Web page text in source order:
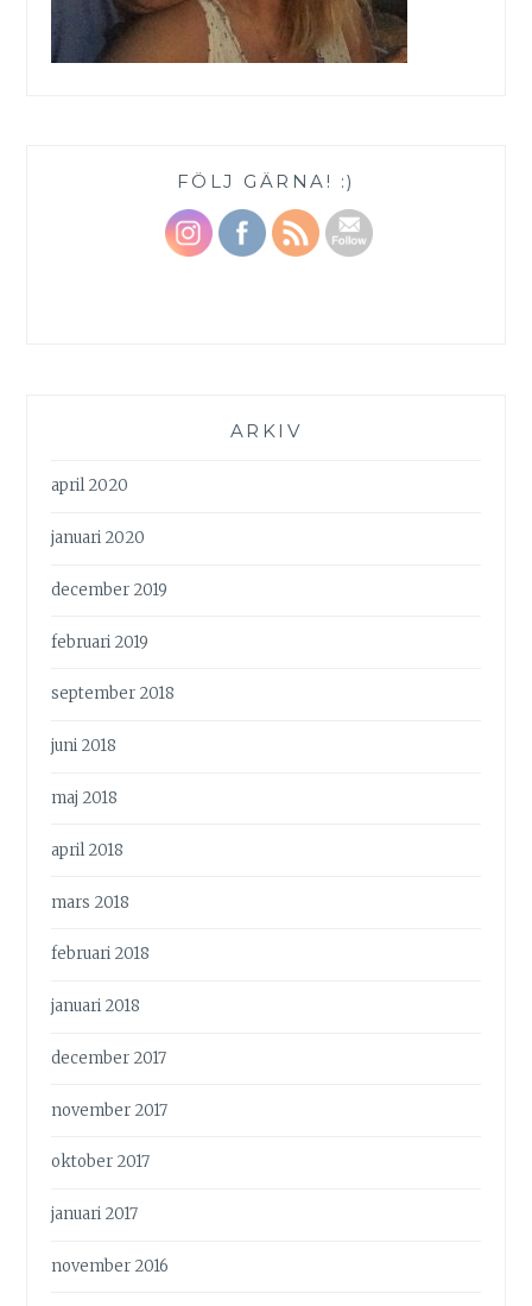
FÖLJ GÄRNA! :)
ARKIV
april 2020
januari 2020
december 2019
februari 2019
september 2018
juni 2018
maj 2018
april 2018
mars 2018
februari 2018
januari 2018
december 2017
november 2017
oktober 2017
januari 2017
november 2016